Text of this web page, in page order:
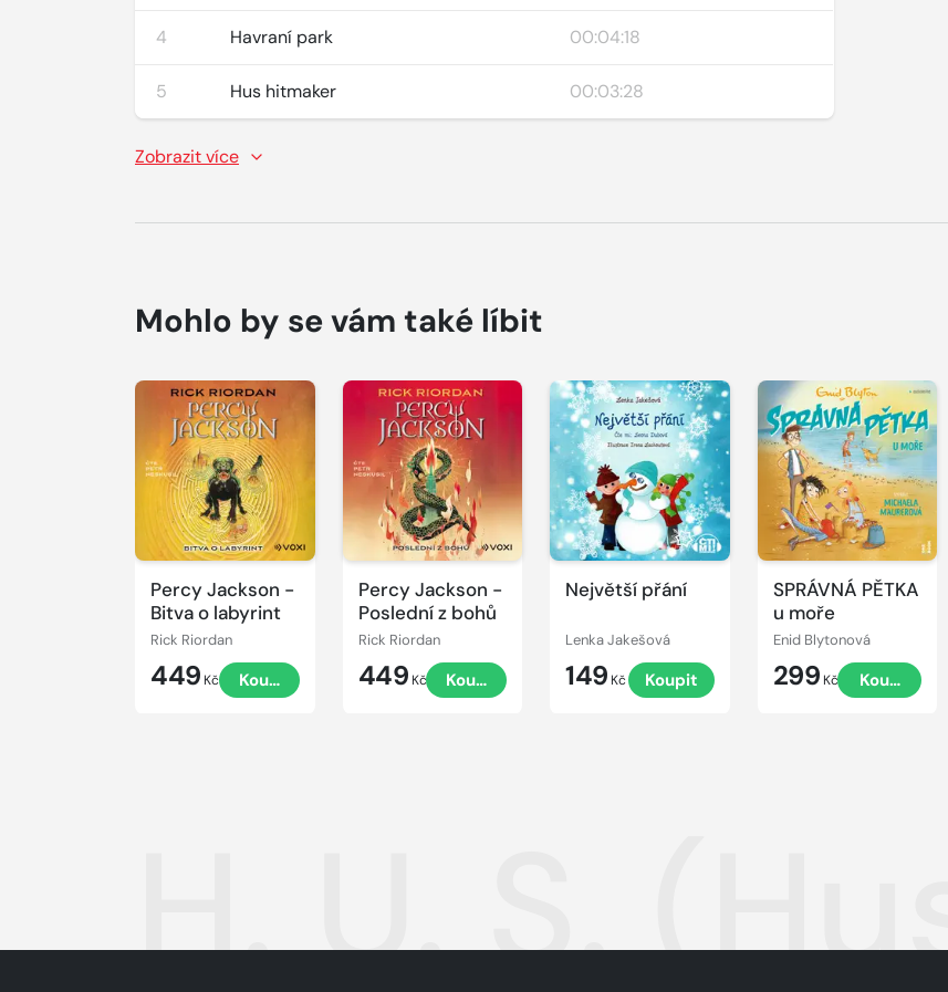
4 Havraní park 00:04:18
5 Hus hitmaker 00:03:28
Zobrazit více
Mohlo by se vám také líbit
Percy Jackson -
Bitva o labyrint
Rick Riordan
449 Kč Koupit
Přehrát
ukázku
Percy Jackson -
Poslední z bohů
Rick Riordan
449 Kč Koupit
Přehrát
ukázku
Největší přání
Lenka Jakešová
149 Kč Koupit
Přehrát
ukázku
SPRÁVNÁ PĚTKA
u moře
Enid Blytonová
299 Kč Koupit
Přehrát
ukázku
H. U. S.